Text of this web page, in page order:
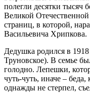
полегли десятки
Великой
страниц, в которой,
Васильевича Хрипкова.
Дедушка родился в
Труновское). В семье
голодно. Лепешки,
чуть-чуть, иначе –
однажды не стерпел,